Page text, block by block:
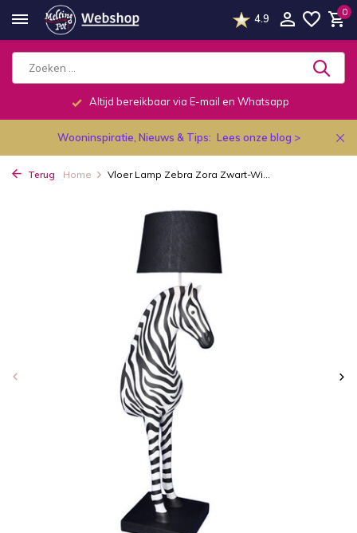
4.9
0
Altijd bereikbaar via E-mail en Whatsapp
Wooninspiratie, Nieuws & Tips: Lees onze blog >
Terug Home Vloer Lamp Zebra Zora Zwart-Wi...